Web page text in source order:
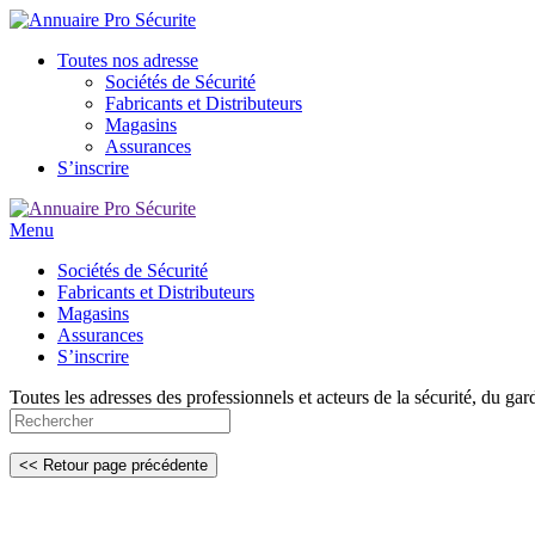
Toutes nos adresse
Sociétés de Sécurité
Fabricants et Distributeurs
Magasins
Assurances
S’inscrire
Menu
Sociétés de Sécurité
Fabricants et Distributeurs
Magasins
Assurances
S’inscrire
Toutes les adresses des professionnels et acteurs de la sécurité, du